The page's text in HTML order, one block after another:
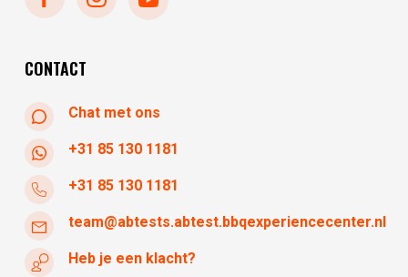
donderdag
CONTACT
Chat met ons
+31 85 130 1181
+31 85 130 1181
team@abtests.abtest.bbqexperiencecenter.nl
Heb je een klacht?